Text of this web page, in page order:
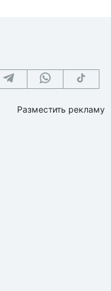
Разместить рекламу